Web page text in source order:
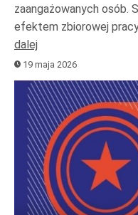
zaangażowanych osób.
efektem zbiorowej
dalej
19 maja 2026
Odtwarzacz
plików
dźwiękowych